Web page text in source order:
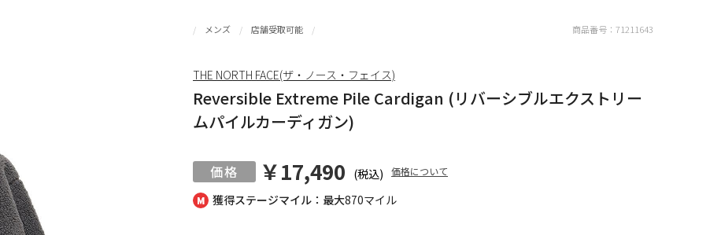
獲得ステージマイル：最大870マイル
メンズ 店舗受取可能
Reversible Extreme Pile Cardigan (リバーシブルエクストリー
ムパイルカーディガン)
￥17,490 (税込) 価格について
商品番号： 71211643
THE NORTH FACE(ザ・ノース・フェイス)